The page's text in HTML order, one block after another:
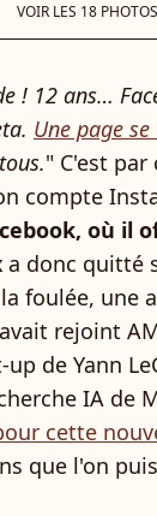
VOIR LES 18 PHOTOS
! 12 ans…
Une page
" C'est
compte
où il
a donc quitté
foulée, une
rejoint
de Yann
IA de
cette
que l'on